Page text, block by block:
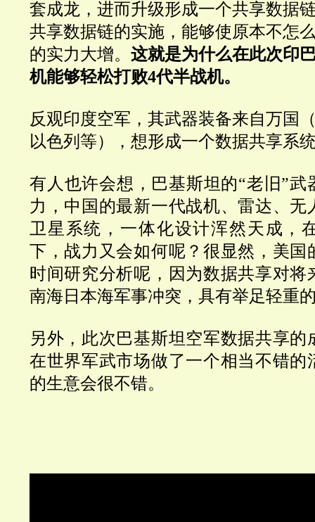
套成龙，进而升级形成一个共享数据
共享数据链的实施，能够使原本不怎
的实力大增。 这就是为什么在此次印
机能够轻松打败4代半战机。
反观印度空军，其武器装备来自万国
以色列等），想形成一个数据共享系
有人也许会想，巴基斯坦的“老旧”武
力，中国的最新一代战机、雷达、无
卫星系统，一体化设计浑然天成，
下，战力又会如何呢？很显然，美国
时间研究分析呢，因为数据共享对将
南海日本海军事冲突，具有举足轻重
另外，此次巴基斯坦空军数据共享的
在世界军武市场做了一个相当不错的
的生意会很不错。